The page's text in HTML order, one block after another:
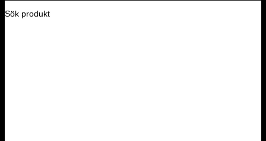
Sök produkt